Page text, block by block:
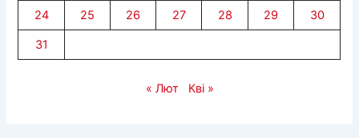
24 25 26 27 28 29 30
31
« Лют Кві »